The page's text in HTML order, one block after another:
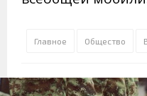
Главное Общество